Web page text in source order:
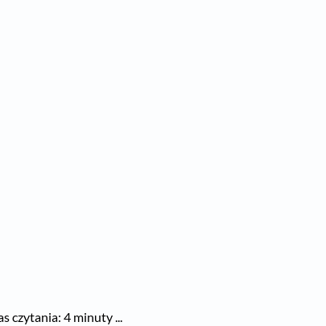
czytania: 4 minuty ...